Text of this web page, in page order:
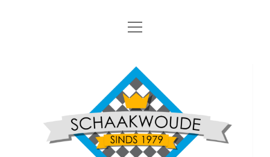
Nieuws
Algemene Informatie
Privacy Statement
Interne Competitie
dropdown
menu
Competitiereglement
Externe Competitie open
open
Schaakvereniging
Schaakwoude